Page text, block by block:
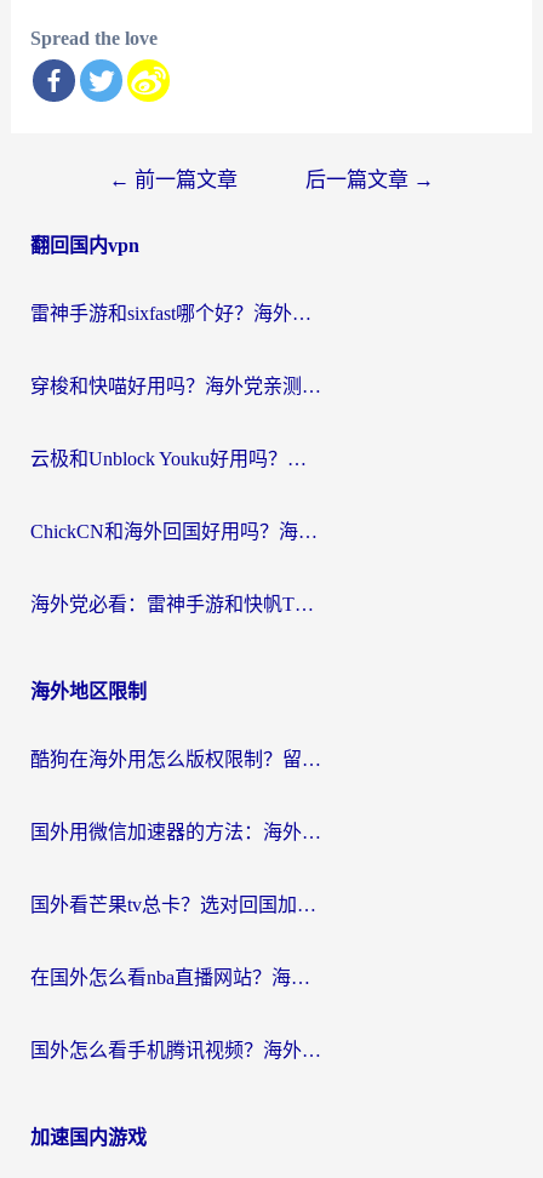
Spread the love
导
← 前一篇文章 后一篇文章 →
翻回国内vpn
雷神手游和sixfast哪个好？海外党亲测3款回国加速器，教你选对不踩坑
穿梭和快喵好用吗？海外党亲测：小众加速器对比+番茄加速器深度体验
云极和Unblock Youku好用吗？海外党亲测+2026回国加速器避坑指南
ChickCN和海外回国好用吗？海外党2026亲测：从手游到影音，选对加速器的3个关键
海外党必看：雷神手游和快帆TV版好用吗？3步选对回国加速器不踩坑
海外地区限制
酷狗在海外用怎么版权限制？留学生亲测：3步解决听国内音乐难题
国外用微信加速器的方法：海外党无缝连接国内生活的实用指南
国外看芒果tv总卡？选对回国加速器，轻松追《浪姐》不费劲
在国外怎么看nba直播网站？海外党专属体育观赛指南，告别地区限制！
国外怎么看手机腾讯视频？海外党亲测有效的追剧加速器选择指南
加速国内游戏